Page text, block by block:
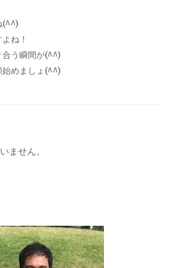
(^^)
ね！
合う瞬間が(^^)
始めましょ(^^)
ません。